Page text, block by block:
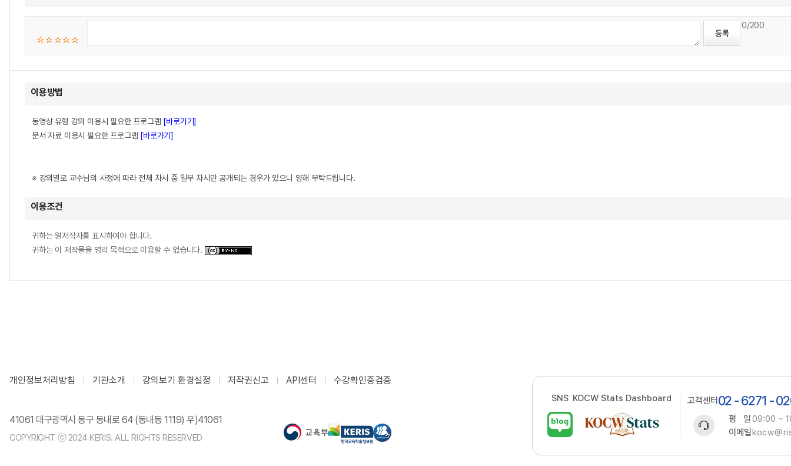
0/200
이용방법
동영상 유형 강의 이용시 필요한 프로그램 [바로가기]
문서 자료 이용시 필요한 프로그램 [바로가기]
※ 강의별로 교수님의 사정에 따라 전체 차시 중 일부 차시만 공개되는 경우가 있으니 양해 부탁드립니다.
이용조건
귀하는 원저작자를 표시하여야 합니다.
귀하는 이 저작물을 영리 목적으로 이용할 수 없습니다.
개인정보처리방침 기관소개 강의보기 환경설정 저작권신고 API센터 수강확인증검증
41061 대구광역시 동구 동내로 64 (동내동 1119) 우)41061
COPYRIGHT ⓒ 2024 KERIS. ALL RIGHTS RESERVED
SNS KOCW Stats Dashboard 고객센터 02 - 6271 -
평 일09:00 ~
이메일